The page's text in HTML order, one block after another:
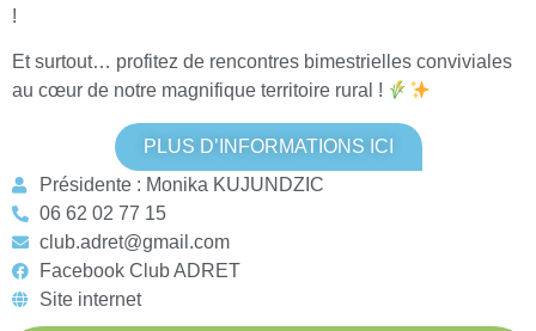
!
Et surtout… profitez de rencontres bimestrielles conviviales
au cœur de notre magnifique territoire rural !
PLUS D’INFORMATIONS ICI
Présidente : Monika KUJUNDZIC
06 62 02 77 15
club.adret@gmail.com
Facebook Club ADRET
Site internet